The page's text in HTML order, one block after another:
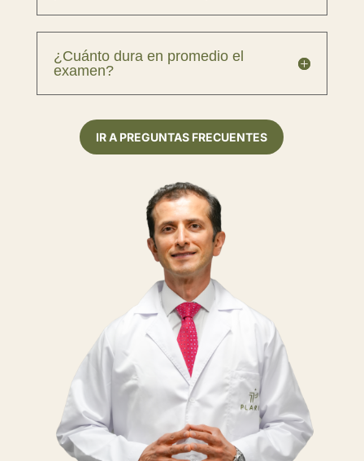
¿Cuánto dura en promedio el
examen?
IR A PREGUNTAS FRECUENTES